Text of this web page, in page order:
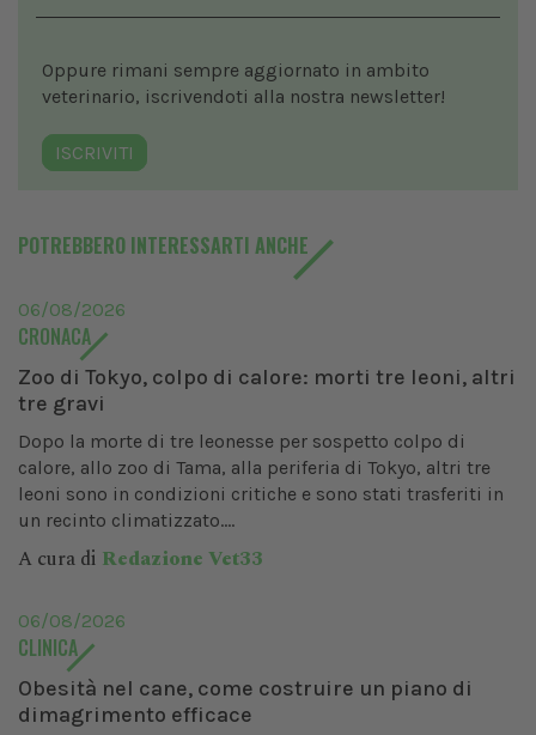
Oppure rimani sempre aggiornato in ambito
veterinario, iscrivendoti alla nostra newsletter!
ISCRIVITI
POTREBBERO INTERESSARTI ANCHE
06/08/2026
CRONACA
Zoo di Tokyo, colpo di calore: morti tre leoni, altri
tre gravi
Dopo la morte di tre leonesse per sospetto colpo di
calore, allo zoo di Tama, alla periferia di Tokyo, altri tre
leoni sono in condizioni critiche e sono stati trasferiti in
un recinto climatizzato....
A cura di Redazione Vet33
06/08/2026
CLINICA
Obesità nel cane, come costruire un piano di
dimagrimento efficace